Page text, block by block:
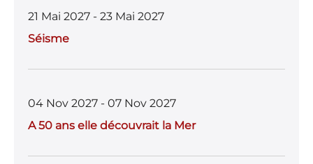
21 Mai 2027 - 23 Mai 2027
Séisme
04 Nov 2027 - 07 Nov 2027
A 50 ans elle découvrait la Mer